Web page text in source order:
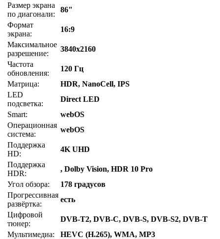
Размер экрана
по диагонали:
86"
Формат
экрана:
16:9
Максимальное
разрешение:
3840x2160
Частота
обновления:
120 Гц
Матрица:
HDR, NanoCell, IPS
LED
подсветка:
Direct LED
Smart:
webOS
Операционная
система:
webOS
Поддержка
HD:
4K UHD
Поддержка
HDR:
, Dolby Vision, HDR 10 Pro
Угол обзора:
178 градусов
Прогрессивная
развёртка:
есть
Цифровой
тюнер:
DVB-T2, DVB-C, DVB-S, DVB-S2, DVB-T
Мультимедиа:
HEVC (H.265), WMA, MP3